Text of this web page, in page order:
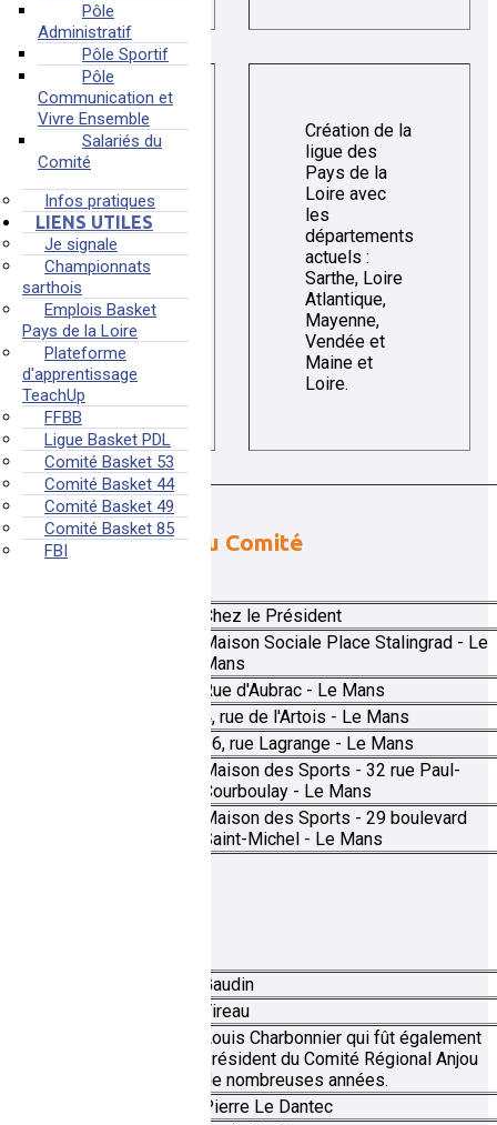
Pôle
Administratif
Pôle Sportif
Pôle
Communication et
Vivre Ensemble
Salariés du
Comité
Infos pratiques
LIENS UTILES
Je signale
Championnats
sarthois
Emplois Basket
Pays de la Loire
Plateforme
d'apprentissage
TeachUp
FFBB
Ligue Basket PDL
Comité Basket 53
Comité Basket 44
Comité Basket 49
Comité Basket 85
FBI
1980
Création de la
ligue des
Pays de la
Loire avec
les
départements
actuels :
Sarthe, Loire
Atlantique,
Mayenne,
Vendée et
Maine et
Loire.
Sièges sociaux du Comité
Chez le Président
Maison Sociale Place Stalingrad - Le
Mans
Rue d'Aubrac - Le Mans
4, rue de l'Artois - Le Mans
16, rue Lagrange - Le Mans
Maison des Sports - 32 rue Paul-
Courboulay - Le Mans
Maison des Sports - 29 boulevard
Saint-Michel - Le Mans
Gaudin
Tireau
Louis Charbonnier qui fût également
président du Comité Régional Anjou
de nombreuses années.
Pierre Le Dantec